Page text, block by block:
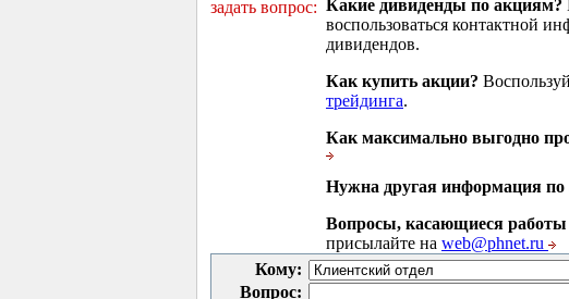
задать вопрос: Какие дивиденды по акциям?
воспользоваться контактной
дивидендов.
Как купить акции?
трейдинга.
Как максимально выгодно
Нужна другая информация по
Вопросы, касающиеся работы
присылайте на web@phnet.ru
Кому:
Вопрос: